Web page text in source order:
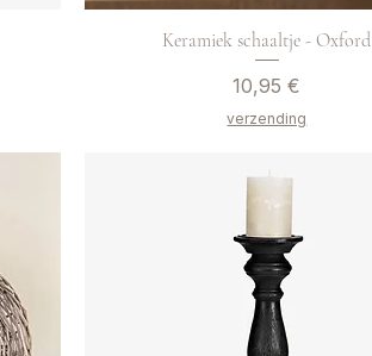
Keramiek schaaltje - Oxford
Preis
10,95 €
verzending